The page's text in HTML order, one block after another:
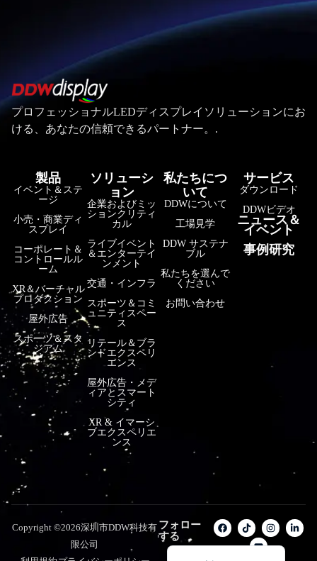
プロフェッショナルLEDディスプレイソリューションにお
ける、あなたの信頼できるパートナー。.
製品
イベント＆ステ
ージ
小売・商業ディ
スプレイ
コーポレート＆
コントロールル
ーム
XR＆バーチャル
プロダクション
屋外広告
スポーツ＆スタ
ジアム
ソリューシ
ョン
企業およびミッ
ションクリティ
カル
ライブイベント
＆エンターテイ
ンメント
交通・インフラ
スポーツ＆コミ
ュニティスペー
ス
リテール＆ブラ
ンドエクスペリ
エンス
屋外広告・メデ
ィアとスマート
シティ
XR & イマーシ
ブエクスペリエ
ンス
私たちにつ
いて
DDWについて
工場見学
DDW サステナ
ブル
私たちを選んで
ください
お問い合わせ
サービス
ダウンロード
DDWビデオ
ニュース＆
イベント
事例研究
Copyright ©2026深圳市DDW科技有
限公司
フォロー
する
English
Español
العربية
Bahasa Indonesia
हिन्दी
فارسی